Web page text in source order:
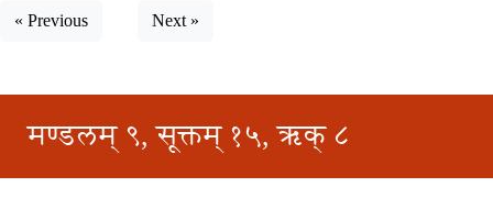
« Previous Next »
मण्डलम् ९, सूक्तम् १५, ऋक् ८